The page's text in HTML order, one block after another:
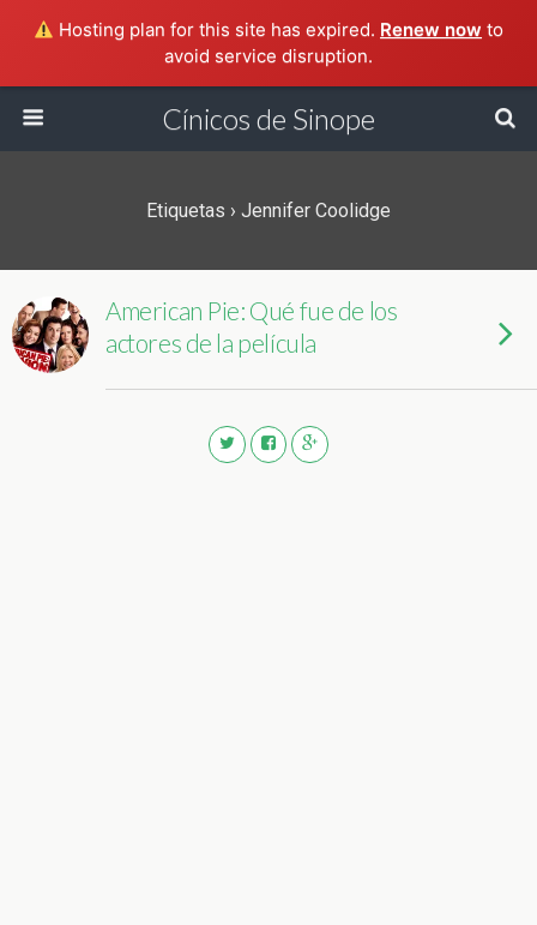
Hosting plan for this site has expired. Renew now to
avoid service disruption.
Cínicos de Sinope
Etiquetas › Jennifer Coolidge
American Pie: Qué fue de los
actores de la película